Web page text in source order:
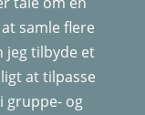
samle flere
jeg tilbyde et
at tilpasse
gruppe- og